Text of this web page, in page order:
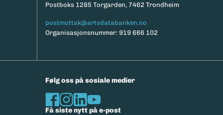
Postboks 1285 Torgarden, 7462 Trondheim
postmottak@artsdatabanken.no
Organisasjonsnummer: 919 666 102
Følg oss på sosiale medier
Få siste nytt på e-post